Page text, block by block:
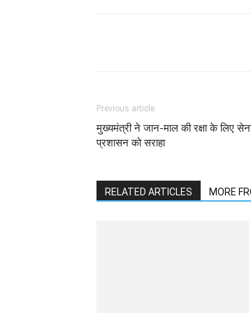
Previous article
मुख्यमंत्री ने जान-माल की रक्षा के लिए
प्रशासन को सराहा
RELATED ARTICLES MORE